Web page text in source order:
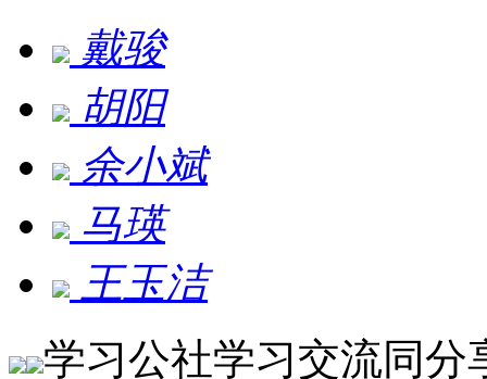
戴骏
胡阳
余小斌
马瑛
王玉洁
学习公社学习交流同分